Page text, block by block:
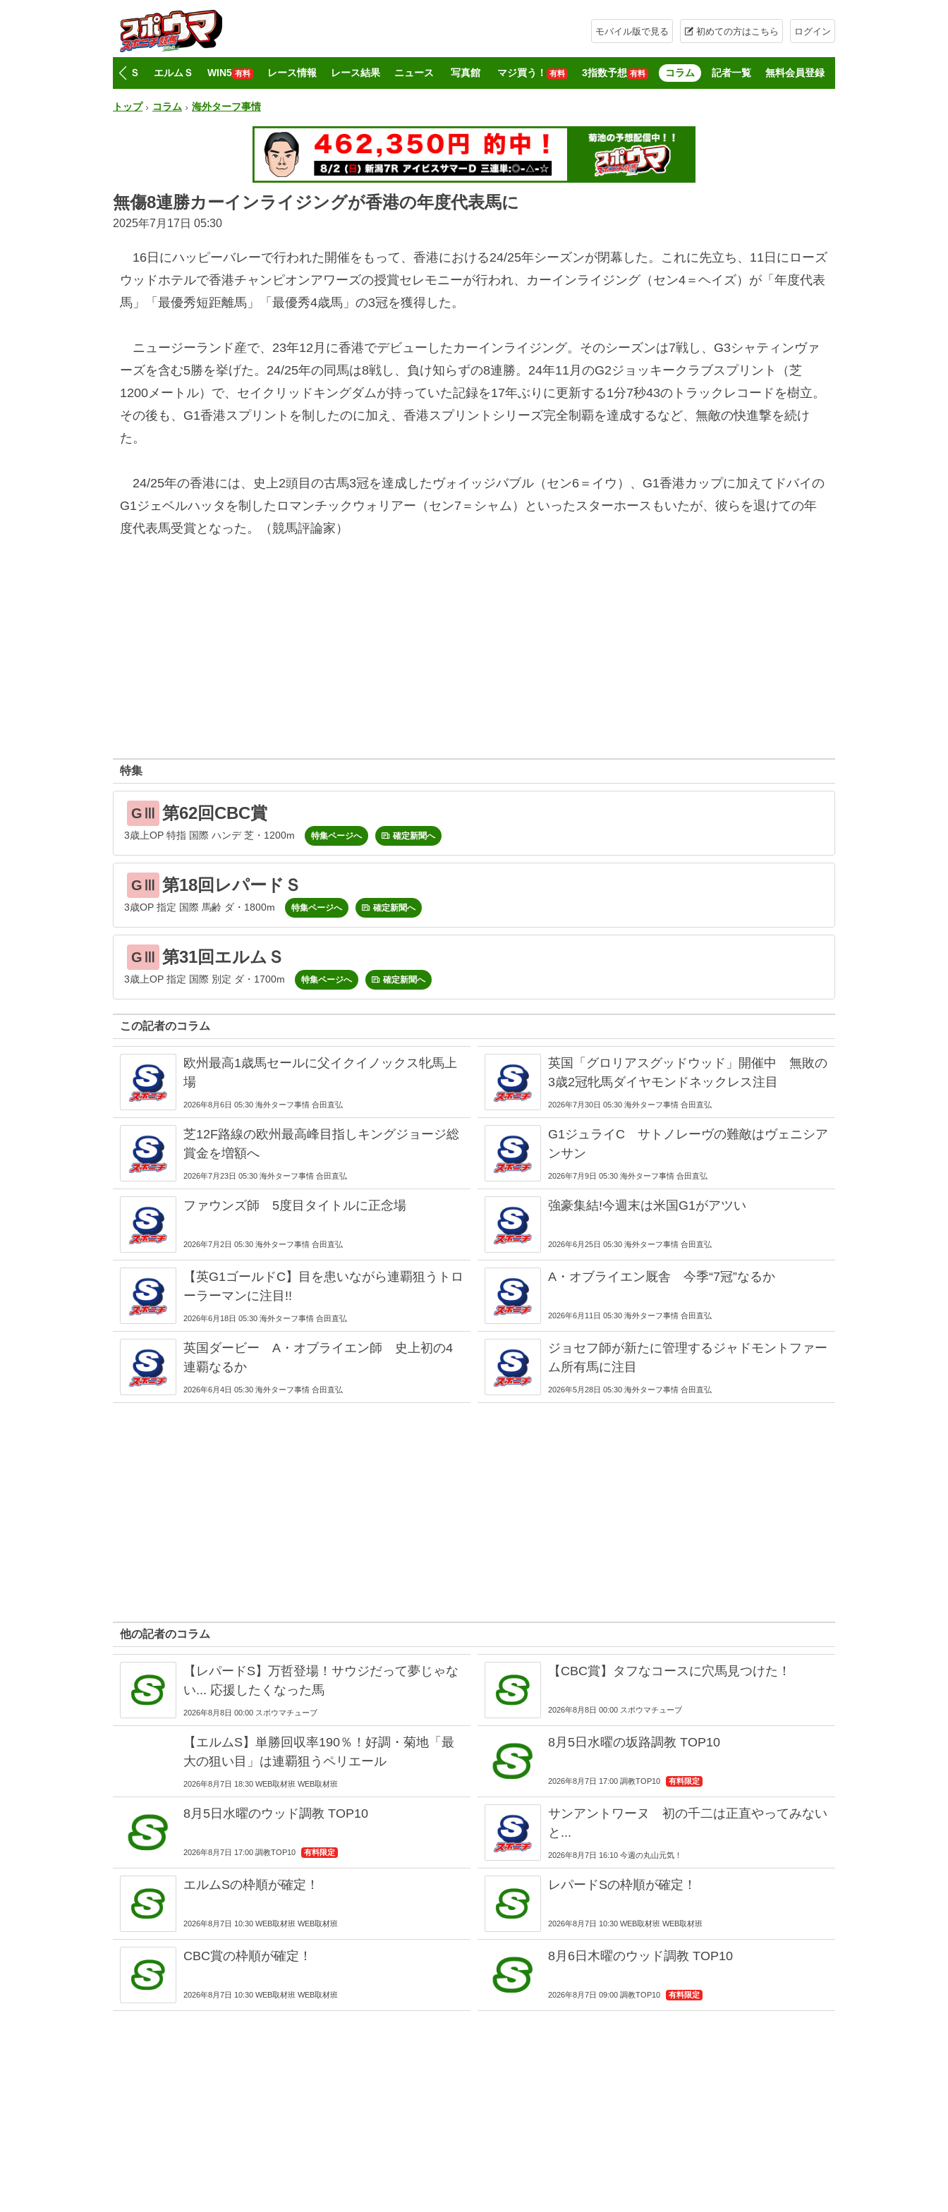
モバイル版で見る 初めての方はこちら ログイン
レパードＳ エルムＳ WIN5 有料 レース情報 レース結果 ニュース 写真館 マジ買う！ 有料 3指数予想 有料 コラム 記者一覧 無料会員登録
トップ コラム 海外ターフ事情
無傷8連勝カーインライジングが香港の年度代表馬に
2025年7月17日 05:30
16日にハッピーバレーで行われた開催をもって、香港における24/25年シーズンが閉幕した。これに先立ち、11日にローズ
ウッドホテルで香港チャンピオンアワーズの授賞セレモニーが行われ、カーインライジング（セン4＝ヘイズ）が「年度代表
馬」「最優秀短距離馬」「最優秀4歳馬」の3冠を獲得した。
ニュージーランド産で、23年12月に香港でデビューしたカーインライジング。そのシーズンは7戦し、G3シャティンヴァ
ーズを含む5勝を挙げた。24/25年の同馬は8戦し、負け知らずの8連勝。24年11月のG2ジョッキークラブスプリント（芝
1200メートル）で、セイクリッドキングダムが持っていた記録を17年ぶりに更新する1分7秒43のトラックレコードを樹立。
その後も、G1香港スプリントを制したのに加え、香港スプリントシリーズ完全制覇を達成するなど、無敵の快進撃を続け
た。
24/25年の香港には、史上2頭目の古馬3冠を達成したヴォイッジバブル（セン6＝イウ）、G1香港カップに加えてドバイの
G1ジェベルハッタを制したロマンチックウォリアー（セン7＝シャム）といったスターホースもいたが、彼らを退けての年
度代表馬受賞となった。（競馬評論家）
特集
GⅢ 第62回CBC賞
3歳上OP 特指 国際 ハンデ 芝・1200m 特集ページへ 確定新聞へ
GⅢ 第18回レパードＳ
3歳OP 指定 国際 馬齢 ダ・1800m 特集ページへ 確定新聞へ
GⅢ 第31回エルムＳ
3歳上OP 指定 国際 別定 ダ・1700m 特集ページへ 確定新聞へ
この記者のコラム
欧州最高1歳馬セールに父イクイノックス牝馬上
場
2026年8月6日 05:30 海外ターフ事情 合田直弘
英国「グロリアスグッドウッド」開催中 無敗の
3歳2冠牝馬ダイヤモンドネックレス注目
2026年7月30日 05:30 海外ターフ事情 合田直弘
芝12F路線の欧州最高峰目指しキングジョージ総
賞金を増額へ
2026年7月23日 05:30 海外ターフ事情 合田直弘
G1ジュライC サトノレーヴの難敵はヴェニシア
ンサン
2026年7月9日 05:30 海外ターフ事情 合田直弘
ファウンズ師 5度目タイトルに正念場
2026年7月2日 05:30 海外ターフ事情 合田直弘
強豪集結!今週末は米国G1がアツい
2026年6月25日 05:30 海外ターフ事情 合田直弘
【英G1ゴールドC】目を患いながら連覇狙うトロ
ーラーマンに注目!!
2026年6月18日 05:30 海外ターフ事情 合田直弘
A・オブライエン厩舎 今季“7冠”なるか
2026年6月11日 05:30 海外ターフ事情 合田直弘
英国ダービー A・オブライエン師 史上初の4
連覇なるか
2026年6月4日 05:30 海外ターフ事情 合田直弘
ジョセフ師が新たに管理するジャドモントファー
ム所有馬に注目
2026年5月28日 05:30 海外ターフ事情 合田直弘
他の記者のコラム
【レパードS】万哲登場！サウジだって夢じゃな
い... 応援したくなった馬
2026年8月8日 00:00 スポウマチューブ
【CBC賞】タフなコースに穴馬見つけた！
2026年8月8日 00:00 スポウマチューブ
【エルムS】単勝回収率190％！好調・菊地「最
大の狙い目」は連覇狙うペリエール
2026年8月7日 18:30 WEB取材班 WEB取材班
8月5日水曜の坂路調教 TOP10
2026年8月7日 17:00 調教TOP10 有料限定
8月5日水曜のウッド調教 TOP10
2026年8月7日 17:00 調教TOP10 有料限定
サンアントワーヌ 初の千二は正直やってみない
と...
2026年8月7日 16:10 今週の丸山元気！
エルムSの枠順が確定！
2026年8月7日 10:30 WEB取材班 WEB取材班
レパードSの枠順が確定！
2026年8月7日 10:30 WEB取材班 WEB取材班
CBC賞の枠順が確定！
2026年8月7日 10:30 WEB取材班 WEB取材班
8月6日木曜のウッド調教 TOP10
2026年8月7日 09:00 調教TOP10 有料限定